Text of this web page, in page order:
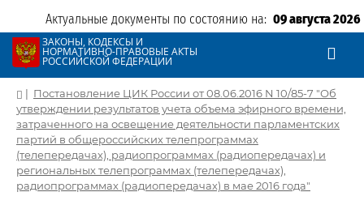
Актуальные документы по состоянию на: 09 августа 2026
ЗАКОНЫ, КОДЕКСЫ И
НОРМАТИВНО-ПРАВОВЫЕ АКТЫ
РОССИЙСКОЙ ФЕДЕРАЦИИ
| Постановление ЦИК России от 08.06.2016 N 10/85-7 "Об
утверждении результатов учета объема эфирного времени,
затраченного на освещение деятельности парламентских
партий в общероссийских телепрограммах
(телепередачах), радиопрограммах (радиопередачах) и
региональных телепрограммах (телепередачах),
радиопрограммах (радиопередачах) в мае 2016 года"